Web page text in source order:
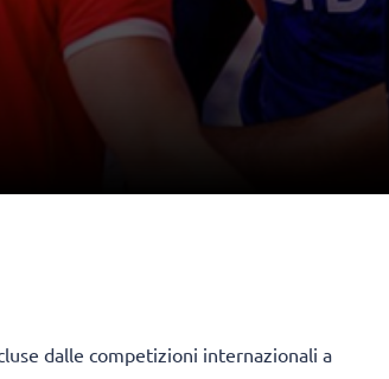
dalle competizioni internazionali a